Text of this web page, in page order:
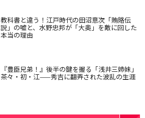
教科書と違う！江戸時代の田沼意次「賄賂伝
説」の嘘と、水野忠邦が「大奥」を敵に回した
本当の理由
『豊臣兄弟！』後半の鍵を握る「浅井三姉妹」
茶々・初・江——秀吉に翻弄された波乱の生涯